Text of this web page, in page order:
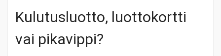
Kulutusluotto, luottokortti
vai pikavippi?